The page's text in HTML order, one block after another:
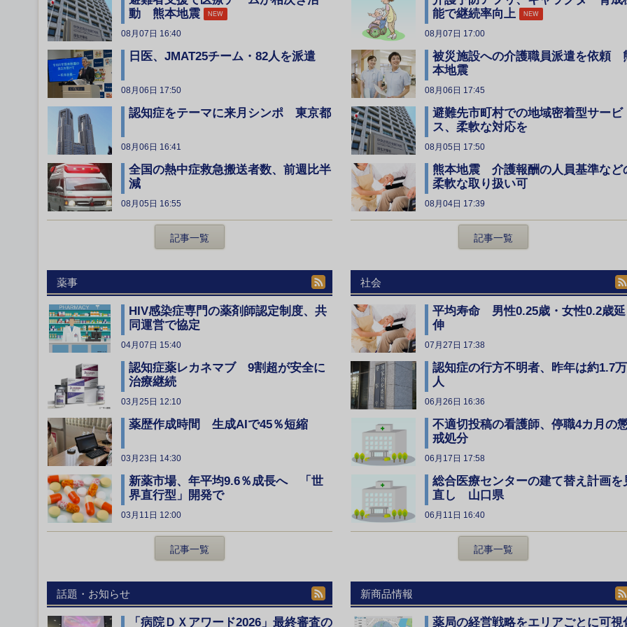
動 熊本地震
NEW
08月07日 16:40
日医、JMAT25チーム・82人を派遣
08月06日 17:50
認知症をテーマに来月シンポ 東京都
08月06日 16:41
全国の熱中症救急搬送者数、前週比半
減
08月05日 16:55
記事一覧
能で継続率向上
NEW
08月07日 17:00
被災施設への介護職員派遣を依頼
本地震
08月06日 17:45
避難先市町村での地域密着型サービ
ス、柔軟な対応を
08月05日 17:50
熊本地震 介護報酬の人員基準など
柔軟な取り扱い可
08月04日 17:39
記事一覧
薬事
HIV感染症専門の薬剤師認定制度、共
同運営で協定
04月07日 15:40
認知症薬レカネマブ 9割超が安全に
治療継続
03月25日 12:10
薬歴作成時間 生成AIで45％短縮
03月23日 14:30
新薬市場、年平均9.6％成長へ 「世
界直行型」開発で
03月11日 12:00
記事一覧
社会
平均寿命 男性0.25歳・女性0.2歳延
伸
07月27日 17:38
認知症の行方不明者、昨年は約1.7万
人
06月26日 16:36
不適切投稿の看護師、停職4カ月の
戒処分
06月17日 17:58
総合医療センターの建て替え計画を
直し 山口県
06月11日 16:40
記事一覧
話題・お知らせ
「病院ＤＸアワード2026」最終審査の
新商品情報
薬局の経営戦略をエリアごとに可視